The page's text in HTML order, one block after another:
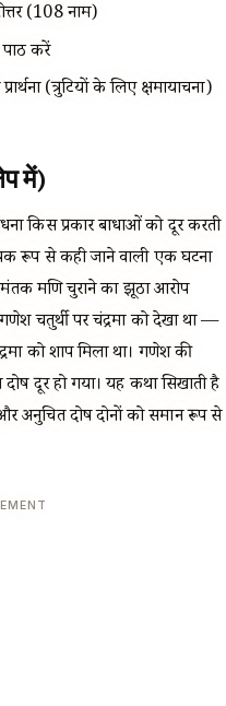
(108 नाम)
पाठ करें
(त्रुटियों के लिए क्षमायाचना)
में)
किस प्रकार बाधाओं को दूर करती
रूप से कही जाने वाली एक घटना
मणि चुराने का झूठा आरोप
चतुर्थी पर चंद्रमा को देखा था —
को शाप मिला था। गणेश की
दूर हो गया। यह कथा सिखाती है
अनुचित दोष दोनों को समान रूप से